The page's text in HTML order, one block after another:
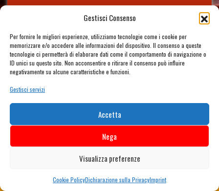
Gestisci Consenso
Per fornire le migliori esperienze, utilizziamo tecnologie come i cookie per
memorizzare e/o accedere alle informazioni del dispositivo. Il consenso a queste
tecnologie ci permetterà di elaborare dati come il comportamento di navigazione o
ID unici su questo sito. Non acconsentire o ritirare il consenso può influire
negativamente su alcune caratteristiche e funzioni.
Gestisci servizi
Accetta
Nega
Visualizza preferenze
Cookie PolicyDichiarazione sulla PrivacyImprint
0 0 articoli nel carrello
Nessun prodotto nel carrello.